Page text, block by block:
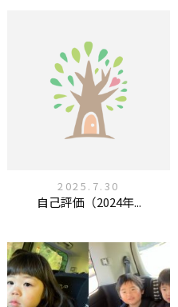
2025.7.30
自己評価（2024年...